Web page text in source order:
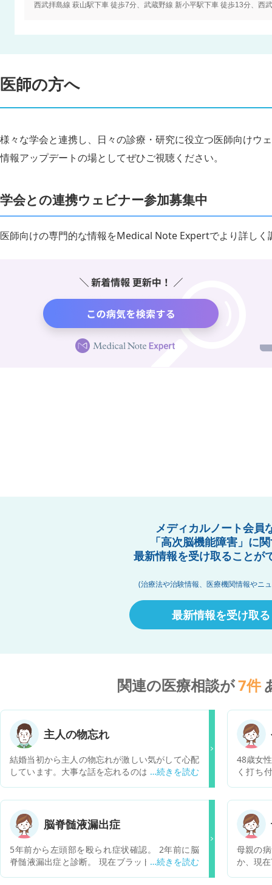
西武拝島線 萩山駅下車 徒歩7分、武蔵野線 新小平駅下車 徒歩13分、西
医師の方へ
様々な学会と連携し、日々の診療・研究に役立つ医師向けウ
情報アップデートの場としてぜひご視聴ください。
学会との連携ウェビナー参加募集中
医師向けの専門的な情報をMedical Note Expertでより詳しく
メディカルノート会員
「高次脳機能障害」に
最新情報を受け取ることが
(治療法や治験情報、医療機関情報やニ
最新情報を受け取る
関連の医療相談が7件
主人の物忘れ
結婚当初から主人の物忘れが激しい気がして心配
しています。大事な話を忘れるのは勿論、私と喧
てもらえば??とも言ってみたのですが、昔からこ
うだからと、それで私が傷ついていることも全然
お構い無しです。 都合の良い物忘れなのかもとも
思いましたが、言われた直後に聞き直して、年配
の店員さんとかに、だからね〜等と言われた事も
あります。 何処まで様子を見て良いのか、受診し
たら良いのか等おしえて頂きたいです。
48歳女
く打ち
ヶ月治
で、療
受けて
後水頭
つなが
のよう
理解力
脳脊髄液漏出症
5年前から左頭部を殴られ症状確認。 2年前に脳
脊髄液漏出症と診断。 現在ブラッドパッチ2回、
母親の
か、現